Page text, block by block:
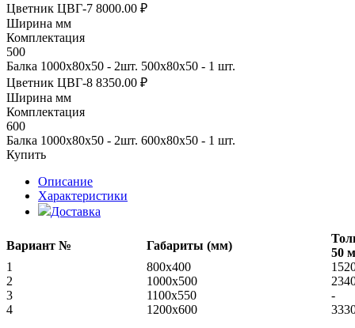
Цветник ЦВГ-7 8000.00 ₽
Ширина мм
Комплектация
500
Балка 1000х80х50 - 2шт. 500х80х50 - 1 шт.
Цветник ЦВГ-8 8350.00 ₽
Ширина мм
Комплектация
600
Балка 1000х80х50 - 2шт. 600х80х50 - 1 шт.
Купить
Описание
Характеристики
Доставка
Вариант № Габариты (мм)
50
1
800x400
2
1000х500
3
1100х550
-
4
1200х600